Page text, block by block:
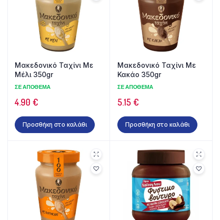
Μακεδονικό Ταχίνι Με
Μέλι 350gr
ΣΕ ΑΠΌΘΕΜΑ
4.90 €
Προσθήκη στο καλάθι
Μακεδονικό Ταχίνι Με
Κακάο 350gr
ΣΕ ΑΠΌΘΕΜΑ
5.15 €
Προσθήκη στο καλάθι